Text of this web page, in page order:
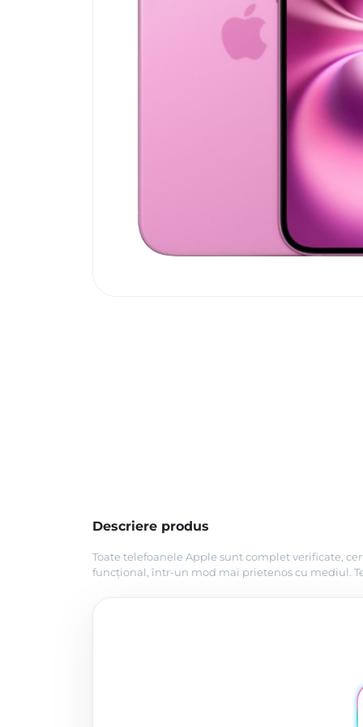
Descriere produs
Toate telefoanele Apple sunt complet verificate,
funcțional, într-un mod mai prietenos cu mediul.